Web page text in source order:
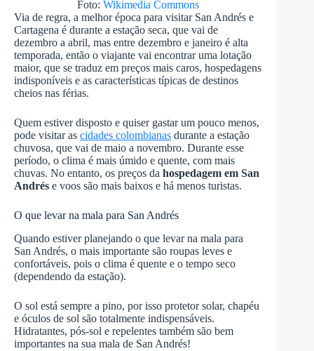
Foto:Wikimedia Commons
Via de regra, a melhor época para visitar San Andrés e
Cartagena é durante a estação seca, que vai de
dezembro a abril, mas entre dezembro e janeiro é alta
temporada, então o viajante vai encontrar uma lotação
maior, que se traduz em preços mais caros, hospedagens
indisponíveis e as características típicas de destinos
cheios nas férias.
Quem estiver disposto e quiser gastar um pouco menos,
pode visitar as cidades colombianas durante a estação
chuvosa, que vai de maio a novembro. Durante esse
período, o clima é mais úmido e quente, com mais
chuvas. No entanto, os preços da hospedagem em San
Andrés e voos são mais baixos e há menos turistas.
O que levar na mala para San Andrés
Quando estiver planejando o que levar na mala para
San Andrés, o mais importante são roupas leves e
confortáveis, pois o clima é quente e o tempo seco
(dependendo da estação).
O sol está sempre a pino, por isso protetor solar, chapéu
e óculos de sol são totalmente indispensáveis.
Hidratantes, pós-sol e repelentes também são bem
importantes na sua mala de San Andrés!